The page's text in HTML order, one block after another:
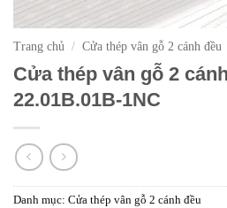
Trang chủ / Cửa thép vân gỗ 2 cánh đều
Cửa thép vân gỗ 2
22.01B.01B-1NC
Danh mục: Cửa thép vân gỗ 2 cánh đều